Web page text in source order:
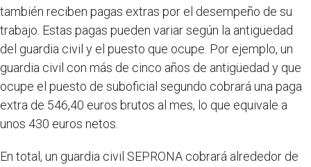
también reciben pagas extras por el desempeño de su
trabajo. Estas pagas pueden variar según la antigüedad
del guardia civil y el puesto que ocupe. Por ejemplo, un
guardia civil con más de cinco años de antigüedad y que
ocupe el puesto de suboficial segundo cobrará una paga
extra de 546,40 euros brutos al mes, lo que equivale a
unos 430 euros netos.
En total, un guardia civil SEPRONA cobrará alrededor de